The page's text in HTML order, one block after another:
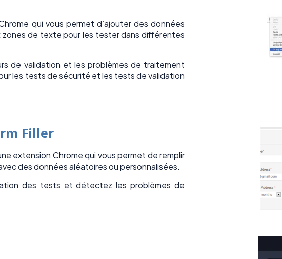
qui vous permet d’ajouter des données
zones de texte pour les tester dans différentes
de validation et les problèmes de traitement
les tests de sécurité et les tests de validation
Filler
extension Chrome qui vous permet de remplir
des données aléatoires ou personnalisées.
des tests et détectez les problèmes de